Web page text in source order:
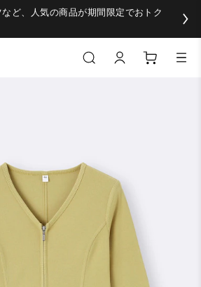
ど、人気の商品が期間限定でおトク